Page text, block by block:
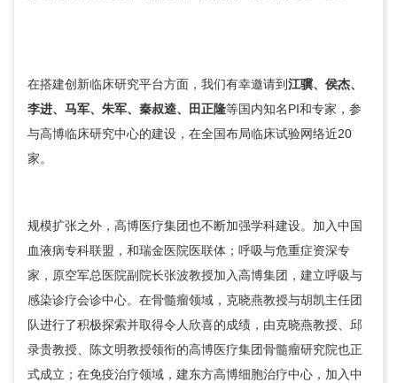
在搭建创新临床研究平台方面，我们有幸邀请到江骥、侯杰、
李进、马军、朱军、秦叔逵、田正隆等国内知名PI和专家，参
与高博临床研究中心的建设，在全国布局临床试验网络近20
家。
规模扩张之外，高博医疗集团也不断加强学科建设。加入中国
血液病专科联盟，和瑞金医院医联体；呼吸与危重症资深专
家，原空军总医院副院长张波教授加入高博集团，建立呼吸与
感染诊疗会诊中心。在骨髓瘤领域， 克晓燕教授与胡凯主任团
队进行了积极探索并取得令人欣喜的成绩，由克晓燕教授、邱
录贵教授、陈文明教授领衔的高博医疗集团骨髓瘤研究院也正
式成立；在免疫治疗领域，建东方高博细胞治疗中心，加入中